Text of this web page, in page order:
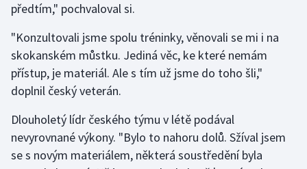
Judo
Krasobruslení
Lezení
Lyže a snowboard
předtím," pochvaloval si.
"Konzultovali jsme spolu tréninky, věnovali se mi i na
skokanském můstku. Jediná věc, ke které nemám
přístup, je materiál. Ale s tím už jsme do toho šli,"
doplnil český veterán.
Dlouholetý lídr českého týmu v létě podával
nevyrovnané výkony. "Bylo to nahoru dolů. Sžíval jsem
se s novým materiálem, některá soustředění byla